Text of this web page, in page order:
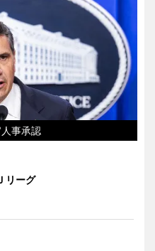
事承認
リーグ